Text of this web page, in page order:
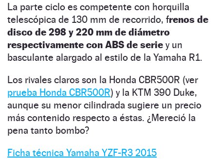
La parte ciclo es competente con horquilla
telescópica de 130 mm de recorrido, frenos de
disco de 298 y 220 mm de diámetro
respectivamente con ABS de serie y un
basculante alargado al estilo de la Yamaha R1.
Los rivales claros son la Honda CBR500R (ver
prueba Honda CBR500R) y la KTM 390 Duke,
aunque su menor cilindrada sugiere un precio
más contenido respecto a éstas. ¿Mereció la
pena tanto bombo?
Ficha técnica Yamaha YZF-R3 2015